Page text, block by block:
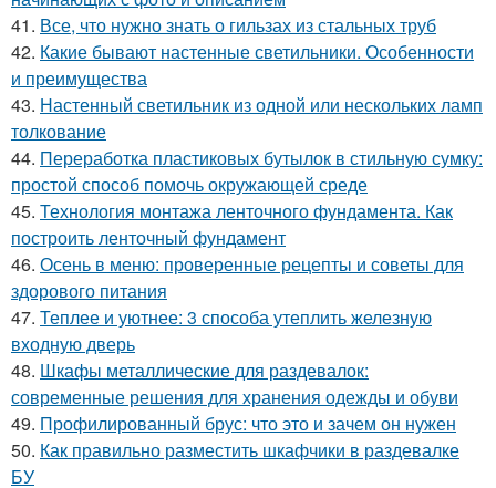
41. Все, что нужно знать о гильзах из стальных труб
42. Какие бывают настенные светильники. Особенности
и преимущества
43. Настенный светильник из одной или нескольких ламп
толкование
44. Переработка пластиковых бутылок в стильную сумку:
простой способ помочь окружающей среде
45. Технология монтажа ленточного фундамента. Как
построить ленточный фундамент
46. Осень в меню: проверенные рецепты и советы для
здорового питания
47. Теплее и уютнее: 3 способа утеплить железную
входную дверь
48. Шкафы металлические для раздевалок:
современные решения для хранения одежды и обуви
49. Профилированный брус: что это и зачем он нужен
50. Как правильно разместить шкафчики в раздевалке
БУ